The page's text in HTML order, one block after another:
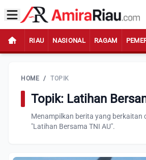
RIAU NASIONAL RAGAM
HOME / TOPIK
Topik: Latihan
Menampilkan berita yang berkaitan
"Latihan Bersama TNI AU".